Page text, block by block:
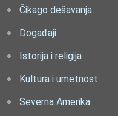
Čikago dešavanja
Događaji
Istorija i religija
Kultura i umetnost
Severna Amerika